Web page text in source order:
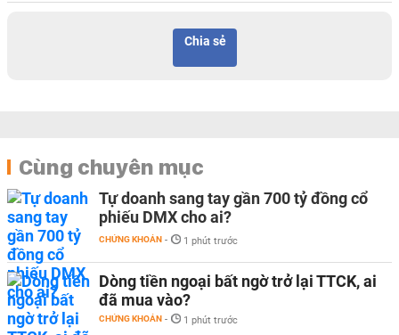
Chia sẻ
Cùng chuyên mục
Tự doanh sang tay gần 700 tỷ đồng cổ
phiếu DMX cho ai?
CHỨNG KHOÁN - 1 phút trước
Dòng tiền ngoại bất ngờ trở lại TTCK, ai
đã mua vào?
CHỨNG KHOÁN - 1 phút trước